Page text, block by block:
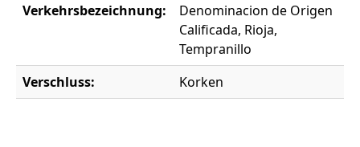
Verkehrsbezeichnung:
Denominacion de Origen
Calificada, Rioja,
Tempranillo
Verschluss:
Korken